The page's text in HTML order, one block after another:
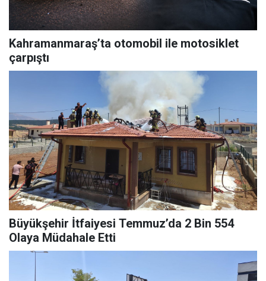
Kahramanmaraş’ta otomobil ile motosiklet
çarpıştı
Büyükşehir İtfaiyesi Temmuz’da 2 Bin 554
Olaya Müdahale Etti